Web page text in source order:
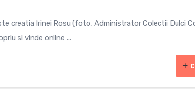
creatia Irinei Rosu (foto, Administrator Colectii Dulci
si vinde online ...